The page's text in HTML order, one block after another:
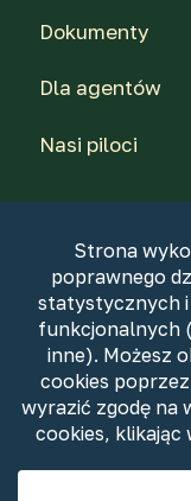
Dokumenty
Dla agentów
Nasi piloci